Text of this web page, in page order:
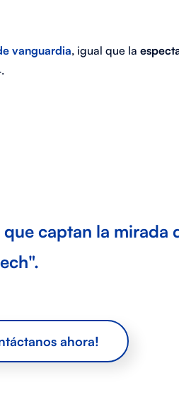
vanguardia, igual que la
captan la mirada
ahora!